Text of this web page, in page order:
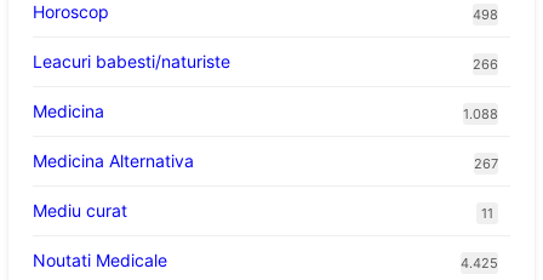
Horoscop 498
Leacuri babesti/naturiste 266
Medicina 1.088
Medicina Alternativa 267
Mediu curat 11
Noutati Medicale 4.425